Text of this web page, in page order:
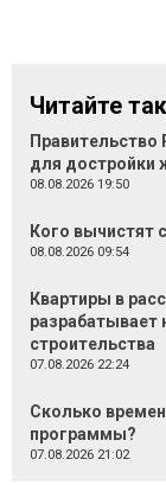
Читайте
Правительство
для достройки
08.08.2026 19:50
Кого вычистят
08.08.2026 09:54
Квартиры в
строительства
07.08.2026 22:24
Сколько
программы?
07.08.2026 21:02